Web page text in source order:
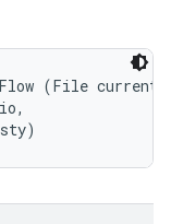
(File